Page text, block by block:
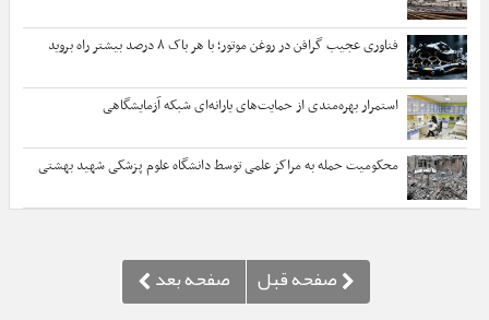
فناوری عجیب گرافن در روغن موتور؛ با هر باک ۸ درصد بیشتر راه بروید
استمرار بهره‌مندی از حمایت‌های یارانه‌ای شبکه آزمایشگاهی
محکومیت حمله به مراکز علمی توسط دانشگاه علوم‌ پزشکی شهید بهشتی